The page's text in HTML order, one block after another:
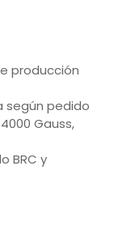
producción
según pedido
Gauss,
BRC y